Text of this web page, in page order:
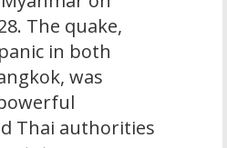
The quake,
in both
was
Thai authorities